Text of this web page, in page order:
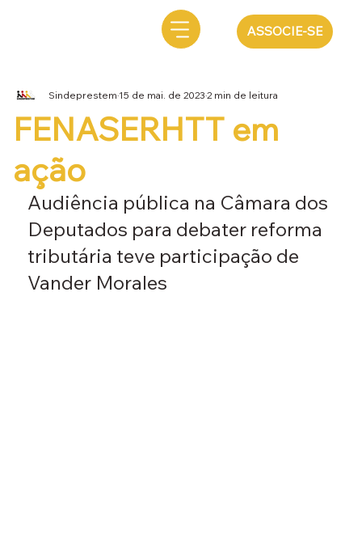
ASSOCIE-SE
FENASERHTT em
ação
Sindeprestem15 de mai. de 20232 min de leitura
Audiência pública na Câmara dos
Deputados para debater reforma
tributária teve participação de
Vander Morales